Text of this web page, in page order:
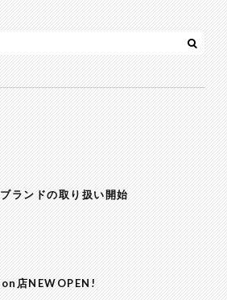
ランドの取り扱い開始
店NEWOPEN!